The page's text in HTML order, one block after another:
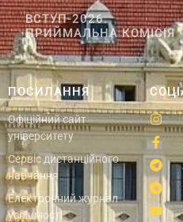
ПОСИЛАННЯ
Офіційний сайт
університету
Сервіс дистанційного
навчання
Електронний журнал
успішності
ВСТУП-2026.
ПРИЙМАЛЬНА КОМІСІЯ